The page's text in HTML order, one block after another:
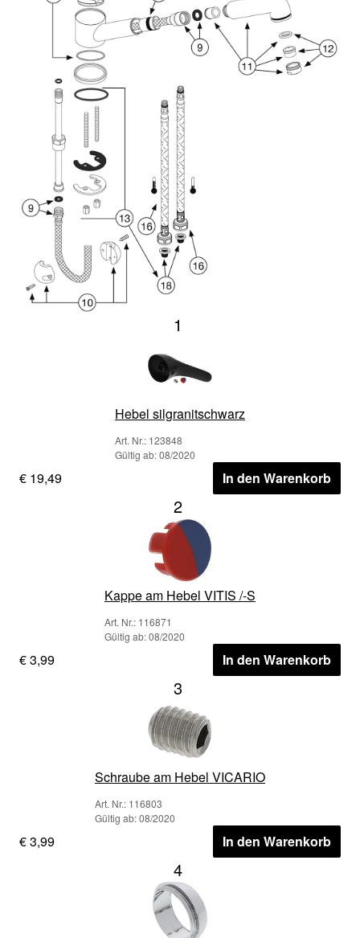
1
Hebel silgranitschwarz
Art. Nr.: 123848
Gültig ab: 08/2020
€ 19,49 In den Warenkorb
2
Kappe am Hebel VITIS /-S
Art. Nr.: 116871
Gültig ab: 08/2020
€ 3,99 In den Warenkorb
3
Schraube am Hebel VICARIO
Art. Nr.: 116803
Gültig ab: 08/2020
€ 3,99 In den Warenkorb
4